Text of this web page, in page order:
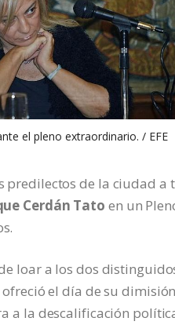
el pleno extraordinario. / EFE
predilectos de la ciudad a
Cerdán Tato en un
loar a los dos
el día de su
a la descalificación